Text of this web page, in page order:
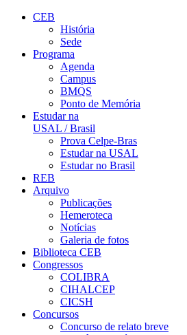
CEB
História
Sede
Programa
Agenda
Campus
BMQS
Ponto de Memória
Estudar na
USAL / Brasil
Prova Celpe-Bras
Estudar na USAL
Estudar no Brasil
REB
Arquivo
Publicações
Hemeroteca
Notícias
Galeria de fotos
Biblioteca CEB
Congressos
COLIBRA
CIHALCEP
CICSH
Concursos
Concurso de relato breve